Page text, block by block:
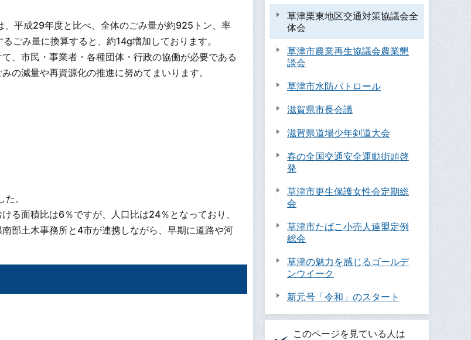
平成29年度と比べ、全体のごみ量が約925トン、率
ごみ量に換算すると、約14g増加しております。
、市民・事業者・各種団体・行政の協働が必要である
の減量や再資源化の推進に努めてまいります。
。
る面積比は6％ですが、人口比は24％となっており、
部土木事務所と4市が連携しながら、早期に道路や河
草津栗東地区交通対策協議会全
体会
草津市農業再生協議会農業懇
談会
草津市水防パトロール
滋賀県市長会議
滋賀県道場少年剣道大会
春の全国交通安全運動街頭啓
発
草津市更生保護女性会定期総
会
草津市たばこ小売人連盟定例
総会
草津の魅力を感じるゴールデ
ンウイーク
新元号「令和」のスタート
このページを見ている人は